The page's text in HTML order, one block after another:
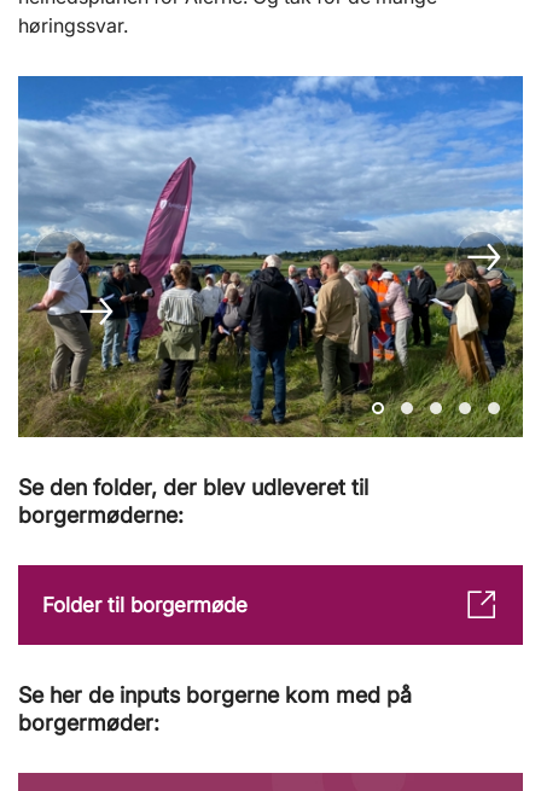
høringssvar.
Se den folder, der blev udleveret til
borgermøderne:
Folder til borgermøde
Se her de inputs borgerne kom med på
borgermøder: